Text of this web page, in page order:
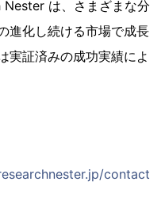
は、さまざまな分
進化し続ける市場で成長
実証済みの成功実績によ
contact